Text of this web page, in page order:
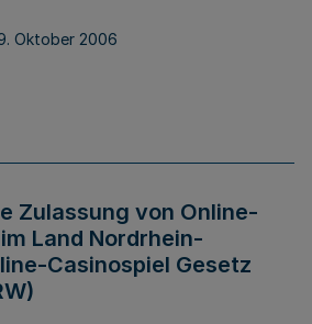
Oktober 2006
Zulassung von Online-
Land Nordrhein-
Casinospiel Gesetz